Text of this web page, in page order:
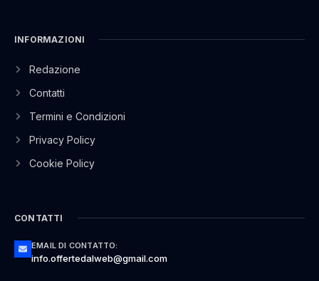
INFORMAZIONI
Redazione
Contatti
Termini e Condizioni
Privacy Policy
Cookie Policy
CONTATTI
EMAIL DI CONTATTO:
info.offertedalweb@gmail.com